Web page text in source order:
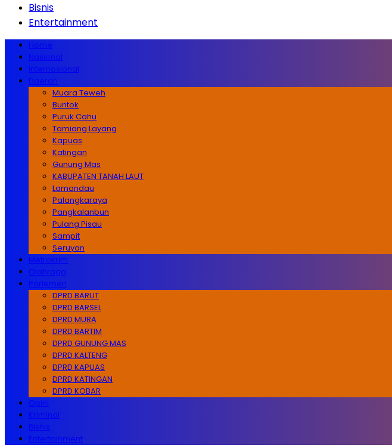
Bisnis
Entertainment
Home
Nasional
Internasional
Daerah
Muara Teweh
Buntok
Puruk Cahu
Tamiang Layang
Kapuas
Katingan
Gunung Mas
KABUPATEN TANAH LAUT
Lamandau
Palangkaraya
Pangkalanbun
Pulang Pisau
Sampit
Seruyan
Metrokrim
Olahraga
Parlemen
DPRD BARUT
DPRD BARSEL
DPRD MURA
DPRD BARTIM
DPRD GUNUNG MAS
DPRD KALTENG
DPRD KAPUAS
DPRD KATINGAN
DPRD KOBAR
Opini
Kriminal
Bisnis
Entertainment